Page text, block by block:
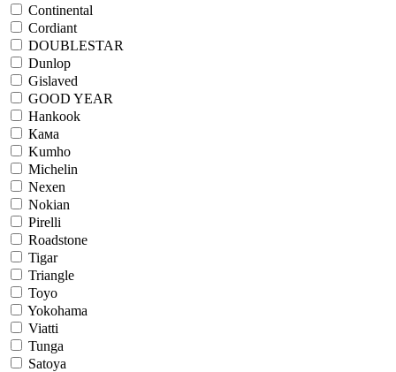
Continental
Cordiant
DOUBLESTAR
Dunlop
Gislaved
GOOD YEAR
Hankook
Кама
Kumho
Michelin
Nexen
Nokian
Pirelli
Roadstone
Tigar
Triangle
Toyo
Yokohama
Viatti
Tunga
Satoya